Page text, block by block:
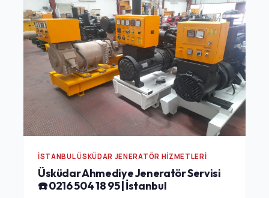
İSTANBUL ÜSKÜDAR JENERATÖR HIZMETLERI
Üsküdar Ahmediye Jeneratör Servisi
☎️ 0216 504 18 95 | İstanbul